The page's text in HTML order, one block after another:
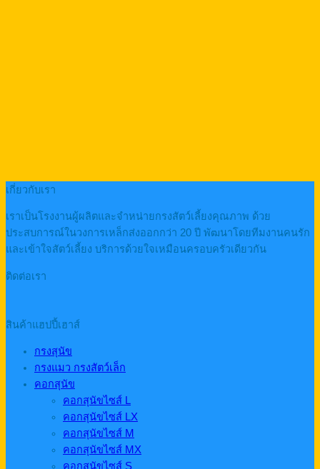
เกี่ยวกับเรา
เราเป็นโรงงานผู้ผลิตและจำหน่ายกรงสัตว์เลี้ยงคุณภาพ ด้วย
ประสบการณ์ในวงการเหล็กส่งออกกว่า 20 ปี พัฒนาโดยทีมงานคนรัก
และเข้าใจสัตว์เลี้ยง บริการด้วยใจเหมือนครอบครัวเดียวกัน
ติดต่อเรา
สินค้าแฮปปี้เฮาส์
กรงสุนัข
กรงแมว กรงสัตว์เล็ก
คอกสุนัข
คอกสุนัขไซส์ L
คอกสุนัขไซส์ LX
คอกสุนัขไซส์ M
คอกสุนัขไซส์ MX
คอกสุนัขไซส์ S